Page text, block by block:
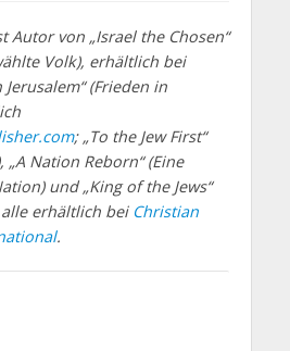
Autor von „Israel the Chosen“
Volk), erhältlich bei
(Frieden in
; „To the Jew First“
„A Nation Reborn“ (Eine
und „King of the Jews“
alle erhältlich bei Christian
.